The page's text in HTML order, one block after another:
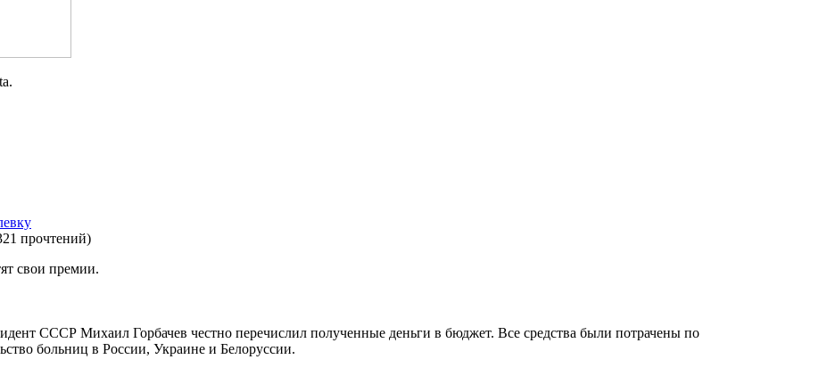
прочтений)
свои премии.
СССР Михаил Горбачев честно перечислил полученные деньги в бюджет. Все средства были потрачены по
больниц в России, Украине и Белоруссии.